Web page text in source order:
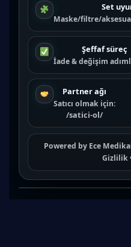
Set
Maske/filtre/
Şeffaf süreç
İade & değişim
Partner ağı
Satıcı olmak için:
/satici-ol/
Powered by Ece
Gizlilik